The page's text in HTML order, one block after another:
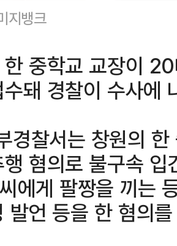
지뱅크
중학교 교장이
돼 경찰이 수사에
경찰서는 창원의
혐의로 불구속
에게 팔짱을 끼는
발언 등을 한 혐의